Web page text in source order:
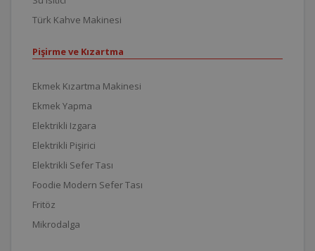
Türk Kahve Makinesi
Pişirme ve Kızartma
Ekmek Kızartma Makinesi
Ekmek Yapma
Elektrikli Izgara
Elektrikli Pişirici
Elektrikli Sefer Tası
Foodie Modern Sefer Tası
Fritöz
Mikrodalga